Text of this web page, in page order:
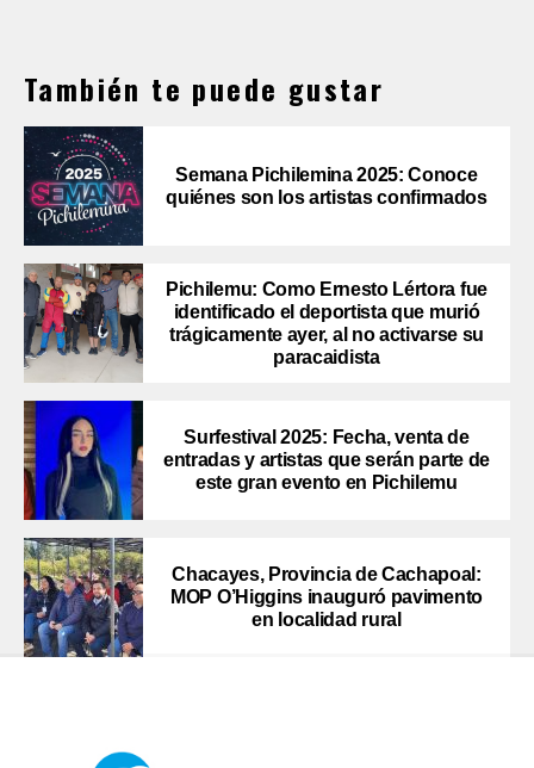
También te puede gustar
Semana Pichilemina 2025: Conoce
quiénes son los artistas confirmados
Pichilemu: Como Ernesto Lértora fue
identificado el deportista que murió
trágicamente ayer, al no activarse su
paracaidista
Surfestival 2025: Fecha, venta de
entradas y artistas que serán parte de
este gran evento en Pichilemu
Chacayes, Provincia de Cachapoal:
MOP O’Higgins inauguró pavimento
en localidad rural